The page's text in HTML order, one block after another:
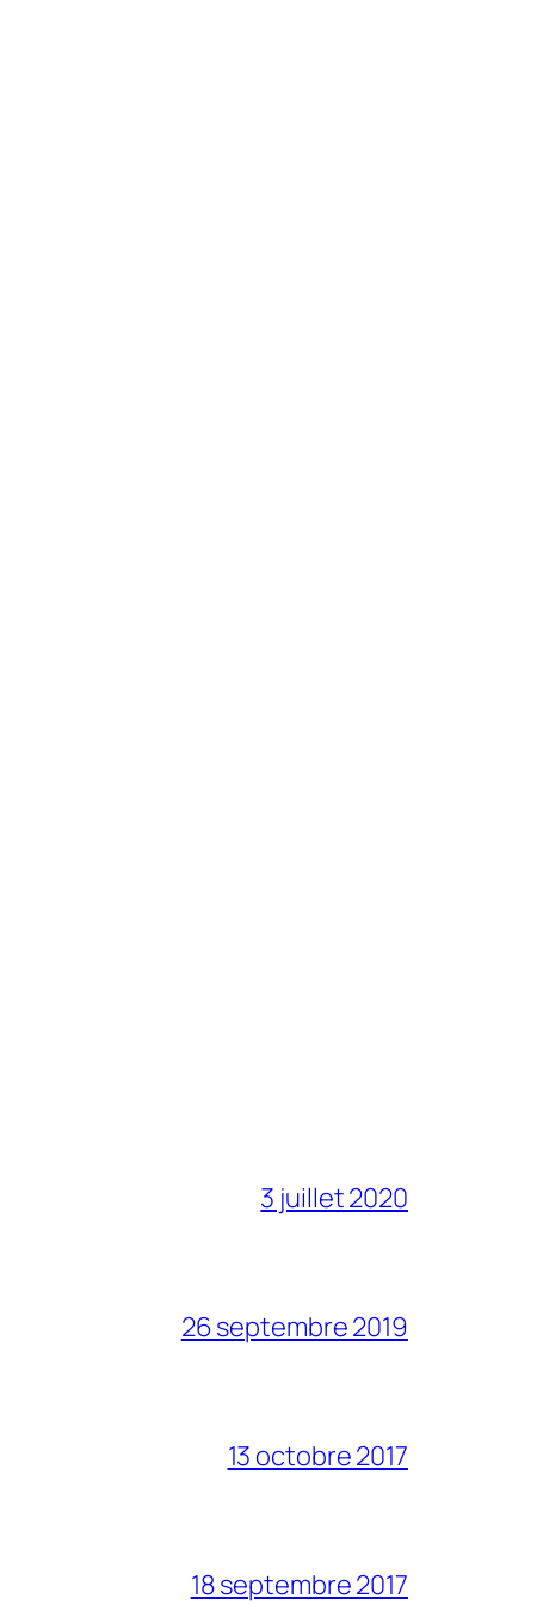
3 juillet 2020
26 septembre 2019
13 octobre 2017
18 septembre 2017